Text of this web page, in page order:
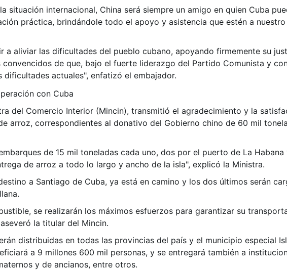
situación internacional, China será siempre un amigo en quien Cuba
práctica, brindándole todo el apoyo y asistencia que estén a
aliviar las dificultades del pueblo cubano, apoyando firmemente su
de que, bajo el fuerte liderazgo del Partido Comunista y
dificultades actuales", enfatizó el embajador.
del Comercio Interior (Mincin), transmitió el agradecimiento y la
arroz, correspondientes al donativo del Gobierno chino de 60 mil
de 15 mil toneladas cada uno, dos por el puerto de La
de arroz a todo lo largo y ancho de la isla", explicó la Ministra.
a Santiago de Cuba, ya está en camino y los dos últimos serán
se realizarán los máximos esfuerzos para garantizar su
la titular del Mincin.
distribuidas en todas las provincias del país y el municipio especial
a 9 millones 600 mil personas, y se entregará también a
y de ancianos, entre otros.